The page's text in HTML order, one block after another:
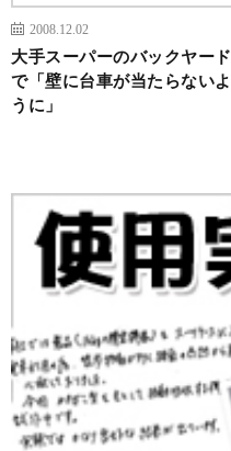
2008.12.02
大手スーパーのバックヤード
で「壁に台車が当たらないよ
うに」